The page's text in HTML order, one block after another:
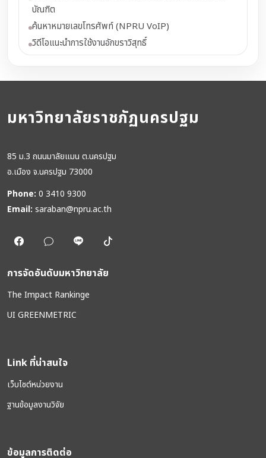
บัณฑิต
ค้นหาหมายเลขโทรศัพท์ (NPRU VoIP)
วิดีโอแนะนำการใช้งานอักขราวิสุทธิ์
มหาวิทยาลัยราชภัฏนครปฐม
85 ม.3 ถนนมาลัยแมน ต.นครปฐม
อ.เมือง จ.นครปฐม 73000
Phone: 0 3410 9300
Email: saraban@npru.ac.th
การจัดอันดับมหาวิทยาลัย
The Impact Rankinge
UI GREENMETRIC
Link ที่น่าสนใจ
เว็บไซต์หน่วยงาน
ฐานข้อมูลงานวิจัย
ข้อมูลการติดต่อ